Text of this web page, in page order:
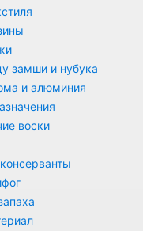
замши и нубука
и алюминия
воски